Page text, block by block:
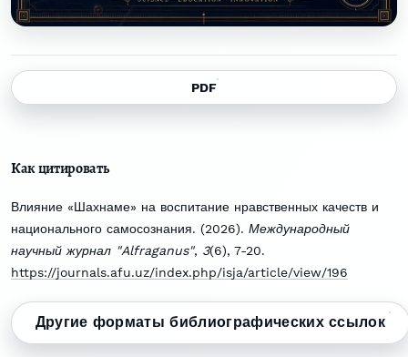
PDF
Как цитировать
Влияние «Шахнаме» на воспитание нравственных качеств и
национального самосознания. (2026). Международный
научный журнал "Alfraganus", 3(6), 7-20.
https://journals.afu.uz/index.php/isja/article/view/196
Другие форматы библиографических ссылок